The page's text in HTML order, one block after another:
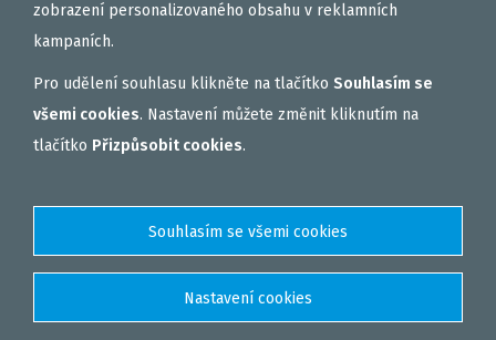
AKČNÍ SETY
VNADÍCÍ, KRMÍTKOVÉ SMĚSI
PVA PUNČOCHY A SÁČKY
zobrazení personalizovaného obsahu v reklamních
kampaních.
Pro udělení souhlasu klikněte na tlačítko Souhlasím se
všemi cookies. Nastavení můžete změnit kliknutím na
tlačítko Přizpůsobit cookies.